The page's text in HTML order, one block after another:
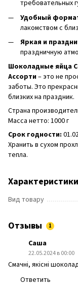
требовательных
Удобный
лакомством с
Яркая и
праздничную
Шоколадные яйца
Ассорти– это не
заботы. Это
близких на праздник.
Страна
Масса нетто: 1000 г
Срок годности:
Хранить в сухом
тепла.
Характеристики
Вид товару
Отзывы 1
Саша
22.05.2024 в 00:00
Смачні, якісні
Ответить